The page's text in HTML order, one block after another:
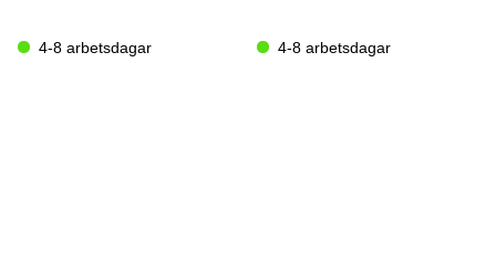
4-8 arbetsdagar 4-8 arbetsdagar